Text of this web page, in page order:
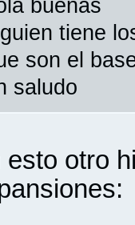
buenas
tiene
son el
saludo
esto otro